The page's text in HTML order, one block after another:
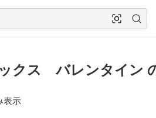
クス バレンタイン
表示